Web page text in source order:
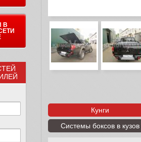
Кунги
Системы боксов в кузов
В